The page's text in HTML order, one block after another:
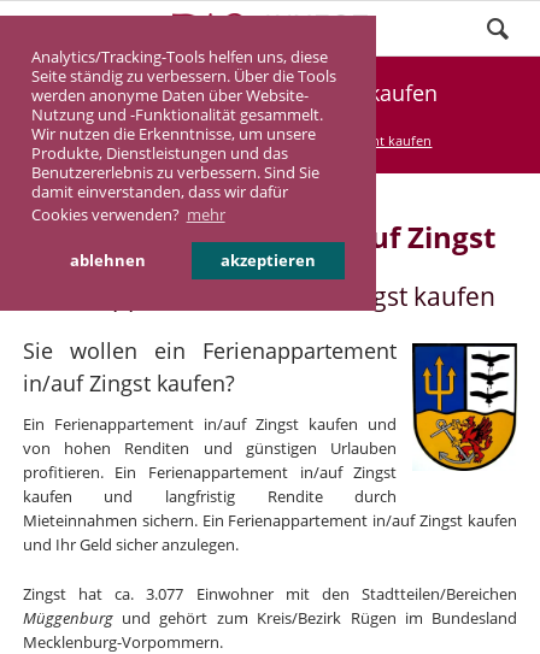
Analytics/Tracking-Tools helfen uns, diese
Seite ständig zu verbessern. Über die Tools
werden anonyme Daten über Website-
Nutzung und -Funktionalität gesammelt.
Wir nutzen die Erkenntnisse, um unsere
Produkte, Dienstleistungen und das
Benutzererlebnis zu verbessern. Sind Sie
damit einverstanden, dass wir dafür
Cookies verwenden? mehr
ablehnen akzeptieren
Ferienappartement Zingst kaufen
DASINVEST Service Ferienappartement kaufen
Ferienappartement in/auf Zingst
Ferienappartement in/auf Zingst kaufen
Sie wollen ein Ferienappartement
in/auf Zingst kaufen?
Ein Ferienappartement in/auf Zingst kaufen und
von hohen Renditen und günstigen Urlauben
profitieren. Ein Ferienappartement in/auf Zingst
kaufen und langfristig Rendite durch
Mieteinnahmen sichern. Ein Ferienappartement in/auf Zingst kaufen
und Ihr Geld sicher anzulegen.
Zingst hat ca. 3.077 Einwohner mit den Stadtteilen/Bereichen
Müggenburgund gehört zum Kreis/Bezirk Rügen im Bundesland
Mecklenburg-Vorpommern.